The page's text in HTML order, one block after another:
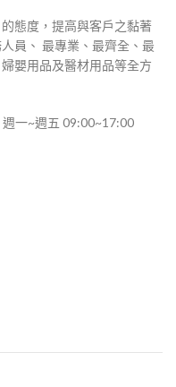
態度，提高與客戶之黏著
員、 最專業、最齊全、最
嬰用品及醫材用品等全方
一~週五 09:00~17:00